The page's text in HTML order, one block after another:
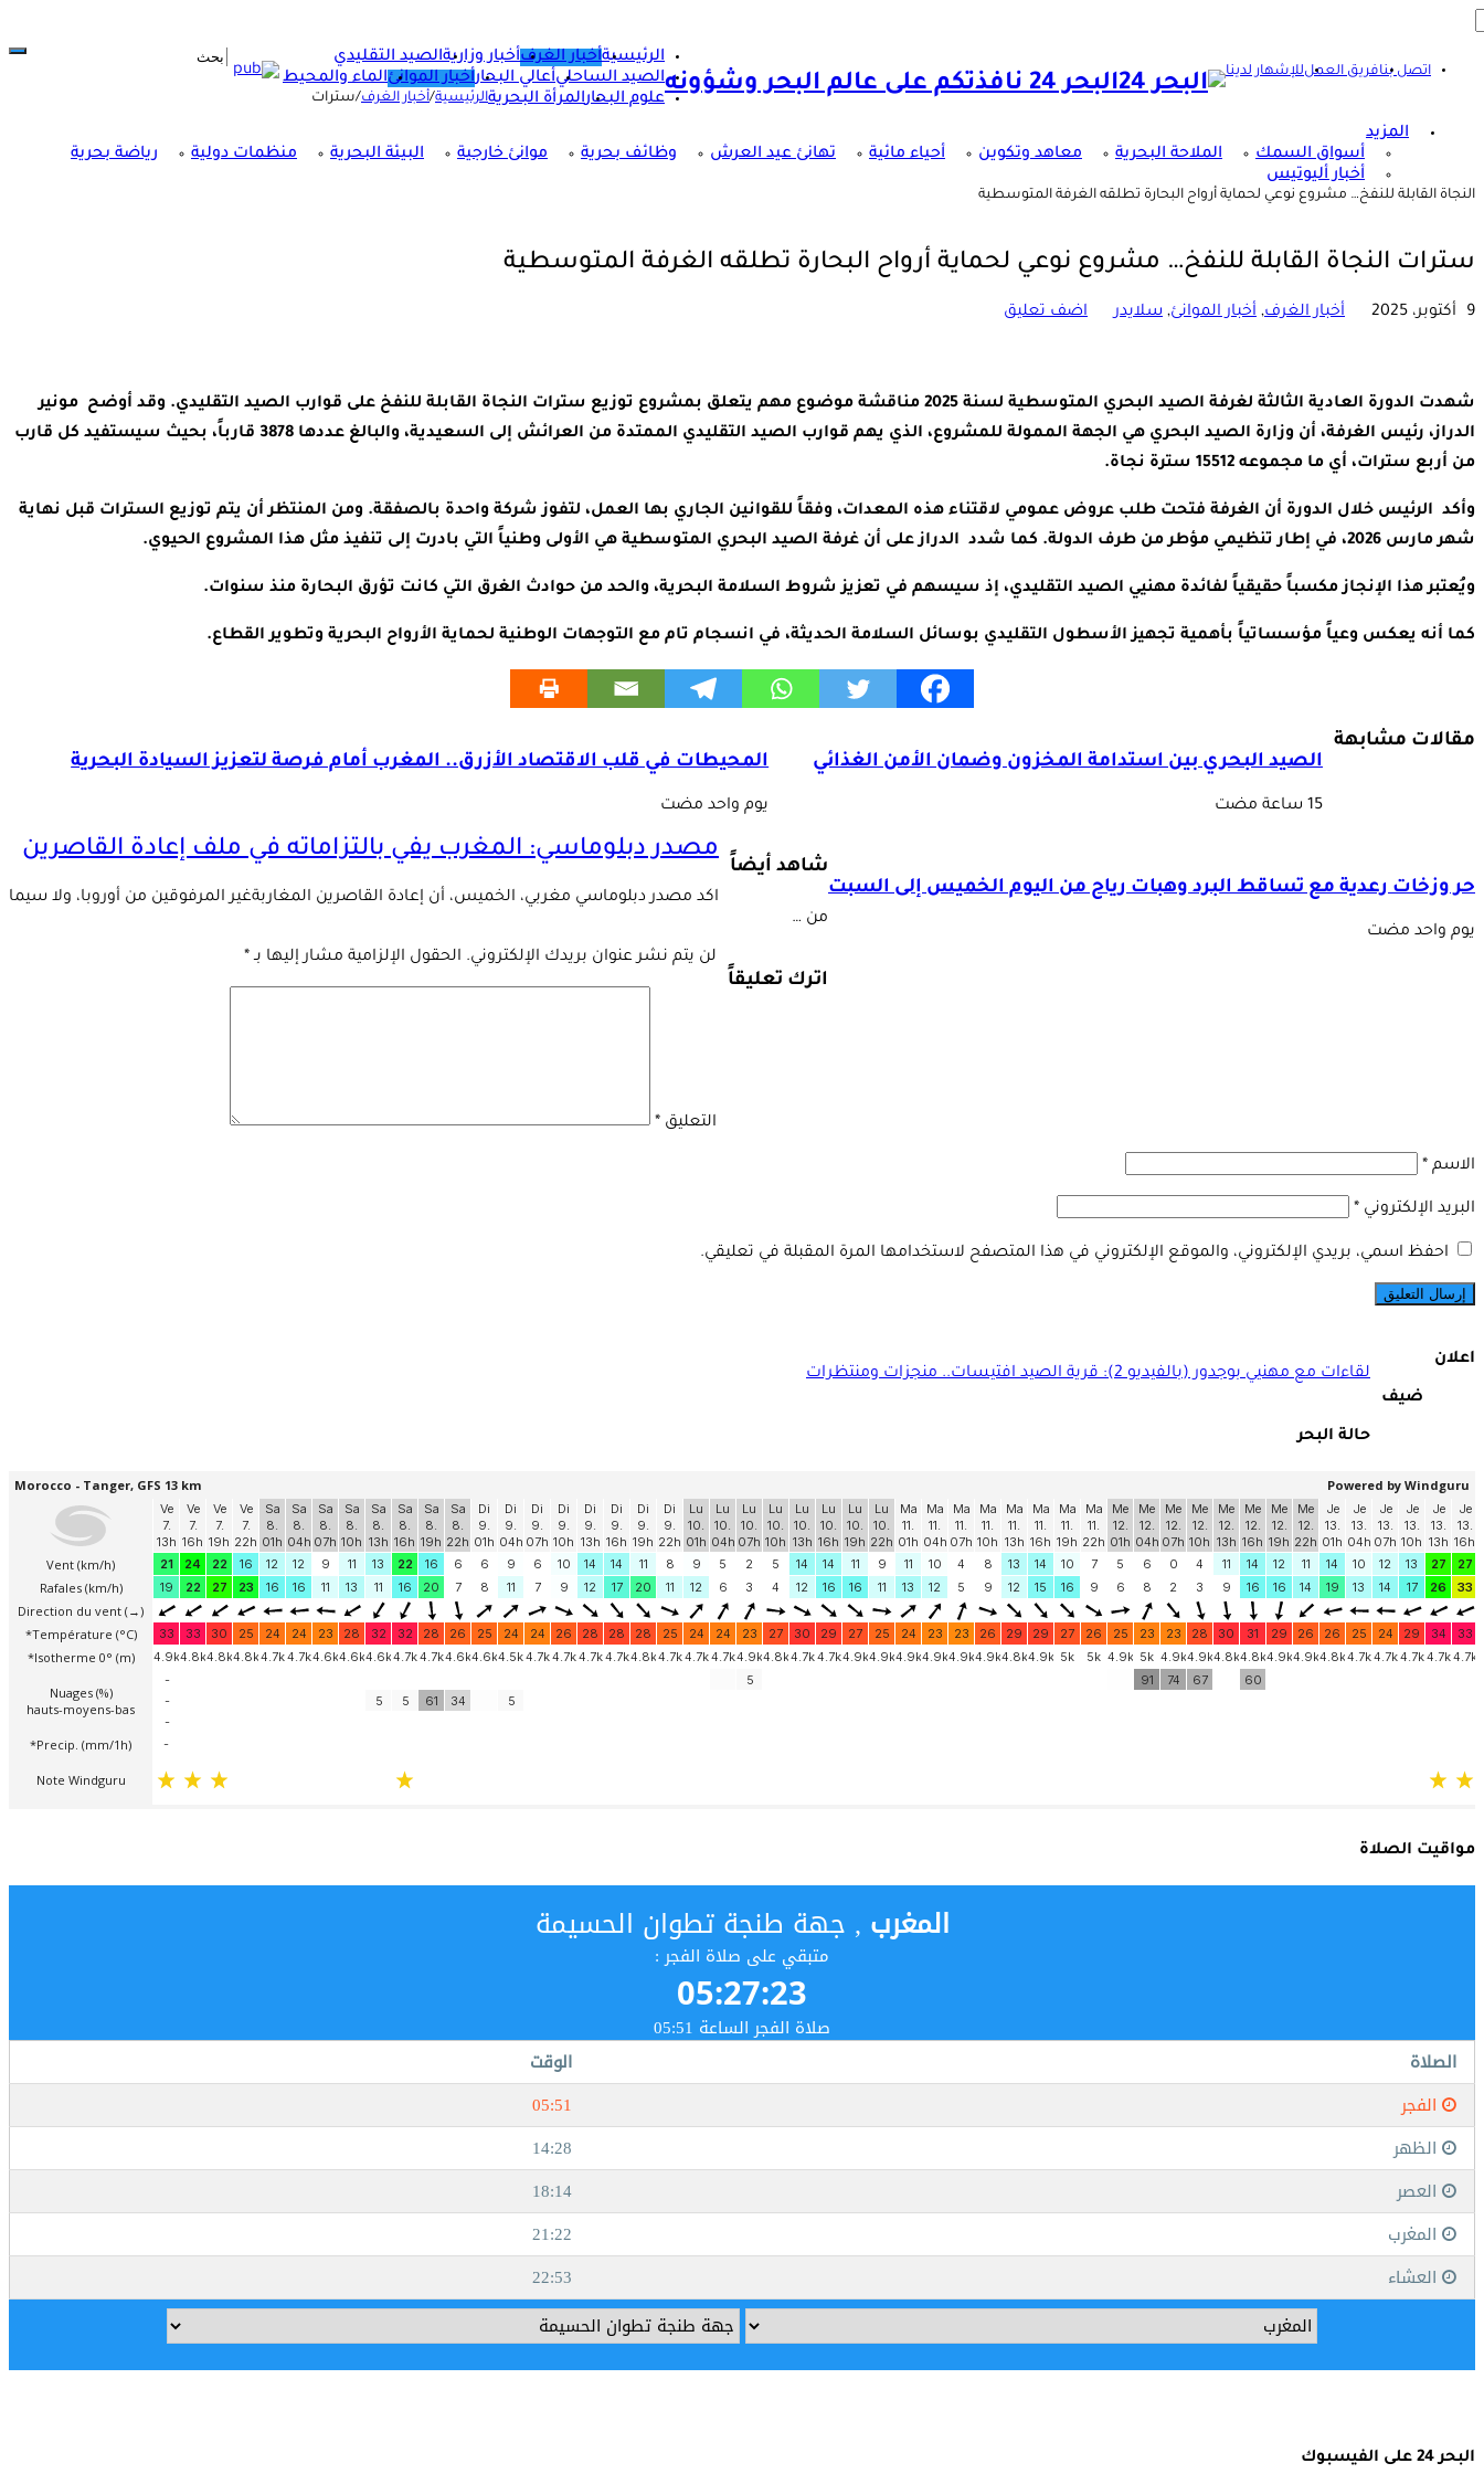
اتصل بنافريق العملللإشهار لدينا البحر 24 نافذتكم على عالم البحر وشؤونه
الرئيسيةأخبار الغرفأخبار وزاريةالصيد التقليدي
الصيد الساحليأعالي البحارأخبار الموانئالماء والمحيط
علوم البحارالمرأة البحرية
المزيد
أسواق السمك
الملاحة البحرية معاهد وتكوين أحياء مائية تهانئ عيد العرش وظائف بحرية موانئ خارجية البيئة البحرية منظمات دولية
رياضة بحرية
أخبار أليوتيس
الرئيسية/أخبار الغرف/سترات
النجاة القابلة للنفخ… مشروع نوعي لحماية أرواح البحارة تطلقه الغرفة المتوسطية
سترات النجاة القابلة للنفخ… مشروع نوعي لحماية أرواح البحارة تطلقه الغرفة المتوسطية
9 أكتوبر، 2025 أخبار الغرف, أخبار الموانئ, سلايدر اضف تعليق
شهدت الدورة العادية الثالثة لغرفة الصيد البحري المتوسطية لسنة 2025 مناقشة موضوع مهم يتعلق بمشروع توزيع سترات النجاة القابلة للنفخ على قوارب الصيد التقليدي. وقد أوضح مونير
الدراز، رئيس الغرفة، أن وزارة الصيد البحري هي الجهة الممولة للمشروع، الذي يهم قوارب الصيد التقليدي الممتدة من العرائش إلى السعيدية، والبالغ عددها 3878 قارباً، بحيث سيستفيد كل قارب
من أربع سترات، أي ما مجموعه 15512 سترة نجاة.
وأكد الرئيس خلال الدورة أن الغرفة فتحت طلب عروض عمومي لاقتناء هذه المعدات، وفقاً للقوانين الجاري بها العمل، لتفوز شركة واحدة بالصفقة. ومن المنتظر أن يتم توزيع السترات قبل نهاية
شهر مارس 2026، في إطار تنظيمي مؤطر من طرف الدولة. كما شدد الدراز على أن غرفة الصيد البحري المتوسطية هي الأولى وطنياً التي بادرت إلى تنفيذ مثل هذا المشروع الحيوي.
ويُعتبر هذا الإنجاز مكسباً حقيقياً لفائدة مهنيي الصيد التقليدي، إذ سيسهم في تعزيز شروط السلامة البحرية، والحد من حوادث الغرق التي كانت تؤرق البحارة منذ سنوات.
كما أنه يعكس وعياً مؤسساتياً بأهمية تجهيز الأسطول التقليدي بوسائل السلامة الحديثة، في انسجام تام مع التوجهات الوطنية لحماية الأرواح البحرية وتطوير القطاع.
مقالات مشابهة
الصيد البحري بين استدامة المخزون وضمان الأمن الغذائي
المحيطات في قلب الاقتصاد الأزرق.. المغرب أمام فرصة لتعزيز السيادة البحرية
‏يوم واحد مضت
حر وزخات رعدية مع تساقط البرد وهبات رياح من اليوم الخميس إلى السبت
‏يوم واحد مضت
شاهد أيضاً
مصدر دبلوماسي: المغرب يفي بالتزاماته في ملف إعادة القاصرين
اكد مصدر دبلوماسي مغربي، الخميس، أن إعادة القاصرين المغاربةغير المرفوقين من أوروبا، ولا سيما
من …
اترك تعليقاً
لن يتم نشر عنوان بريدك الإلكتروني. الحقول الإلزامية مشار إليها بـ*
التعليق *
الاسم *
البريد الإلكتروني *
احفظ اسمي، بريدي الإلكتروني، والموقع الإلكتروني في هذا المتصفح لاستخدامها المرة المقبلة في تعليقي.
اعلان
ضيف
لقاءات مع مهنيي بوجدور (بالفيديو 2): قرية الصيد افتيسات.. منجزات ومنتظرات
حالة البحر
مواقيت الصلاة
البحر 24 على الفيسبوك